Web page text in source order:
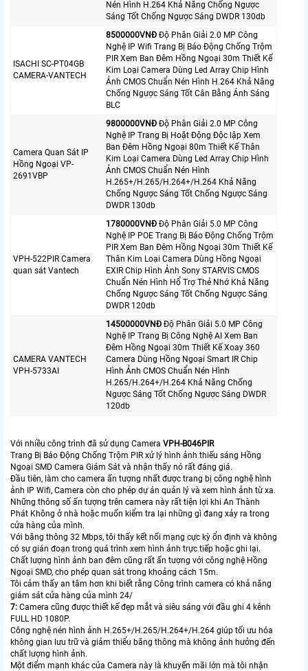
Nén Hình H.264 Khả Năng Chống Ngược
Sáng Tốt Chống Ngược Sáng DWDR 130db
ISACHI SC-PT04GB
CAMERA-VANTECH
8500000VNÐ Độ Phân Giải 2.0 MP Công
Nghệ IP Wifi Trang Bị Báo Động Chống Trộm
PIR Xem Ban Đêm Hồng Ngoại 30m Thiết Kế
Kim Loại Camera Dùng Led Array Chip Hình
Ảnh CMOS Chuẩn Nén Hình H.264 Khả Năng
Chống Ngược Sáng Tốt Cân Bằng Ánh Sáng
BLC
Camera Quan Sát IP
Hồng Ngoại VP-
2691VBP
9800000VNÐ Độ Phân Giải 2.0 MP Công
Nghệ IP Trang Bị Hoặt Động Độc lập Xem
Ban Đêm Hồng Ngoại 80m Thiết Kế Thân
Kim Loại Camera Dùng Led Array Chip Hình
Ảnh CMOS Chuẩn Nén Hình
H.265+/H.265/H.264+/H.264 Khả Năng
Chống Ngược Sáng Tốt Chống Ngược Sáng
DWDR 130db
VPH-522PIR Camera
quan sát Vantech
1780000VNÐ Độ Phân Giải 5.0 MP Công
Nghệ IP POE Trang Bị Báo Động Chống Trộm
PIR Xem Ban Đêm Hồng Ngoại 30m Thiết Kế
Thân Kim Loại Camera Dùng Hồng Ngoại
EXIR Chip Hình Ảnh Sony STARVIS CMOS
Chuẩn Nén Hình Hổ Trợ Thẻ Nhớ Khả Năng
Chống Ngược Sáng Tốt Chống Ngược Sáng
DWDR 120db
CAMERA VANTECH
VPH-5733AI
14500000VNÐ Độ Phân Giải 5.0 MP Công
Nghệ IP Trang Bị Công Nghệ AI Xem Ban
Đêm Hồng Ngoại 30m Thiết Kế Xoay 360
Camera Dùng Hồng Ngoại Smart IR Chip
Hình Ảnh CMOS Chuẩn Nén Hình
H.265/H.264+/H.264 Khả Năng Chống
Ngược Sáng Tốt Chống Ngược Sáng DWDR
120db
Với nhiều công trình đã sử dụng Camera VPH-B046PIR
Trang Bị Báo Động Chống Trộm PIR xử lý hình ảnh thiếu sáng Hồng
Ngoại SMD Camera Giám Sát và nhận thấy nó rất đáng giá.
Đầu tiên, làm cho camera ấn tượng nhất được trang bị công nghệ hình
ảnh IP Wifi, Camera còn cho phép dự án quản lý và xem hình ảnh từ xa.
Những thông số ấn tượng trên camera này rất tiện lợi khi An Thành
Phát Không ở nhà hoặc muốn kiểm tra lại những gì đang xảy ra trong
cửa hàng của mình.
Với băng thông 32 Mbps, tôi thấy kết nối mạng cực kỳ ổn định và không
có sự gián đoạn trong quá trình xem hình ảnh trực tiếp hoặc ghi lại.
Chất lượng hình ảnh ban đêm cũng rất ấn tượng với công nghệ Hồng
Ngoại SMD, cho phép quan sát trong khoảng cách 15m.
Tôi cảm thấy an tâm hơn khi biết rằng Công trình camera có khả năng
giám sát cửa hàng của mình 24/
7: Camera cũng được thiết kế đẹp mắt và siêu sáng với đầu ghi 4 kênh
FULL HD 1080P.
Công nghệ nén hình ảnh H.265+/H.265/H.264+/H.264 giúp tối ưu hóa
không gian lưu trữ và giảm thiểu băng thông mà không ảnh hưởng đến
chất lượng hình ảnh.
Một điểm mạnh khác của Camera này là khuyến mãi lớn mà tôi nhận